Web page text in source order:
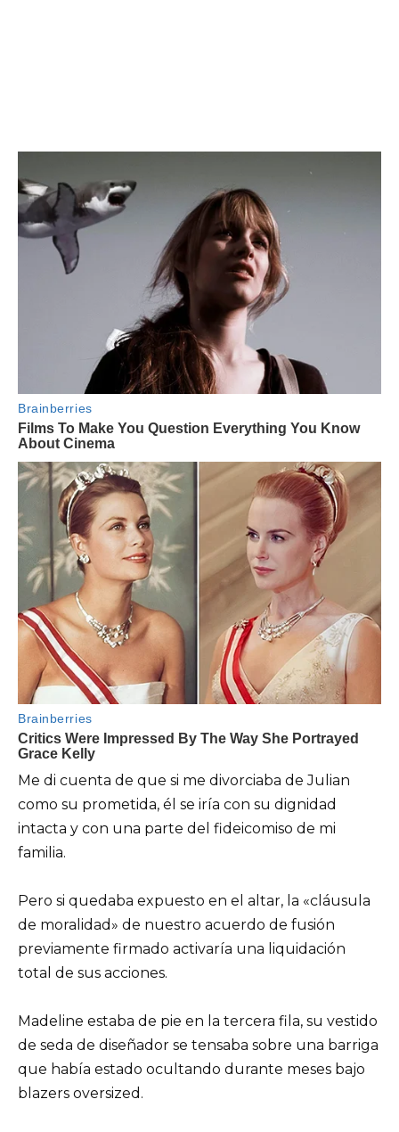
Me di cuenta de que si me divorciaba de Julian
como su prometida, él se iría con su dignidad
intacta y con una parte del fideicomiso de mi
familia.
Pero si quedaba expuesto en el altar, la «cláusula
de moralidad» de nuestro acuerdo de fusión
previamente firmado activaría una liquidación
total de sus acciones.
Madeline estaba de pie en la tercera fila, su vestido
de seda de diseñador se tensaba sobre una barriga
que había estado ocultando durante meses bajo
blazers oversized.